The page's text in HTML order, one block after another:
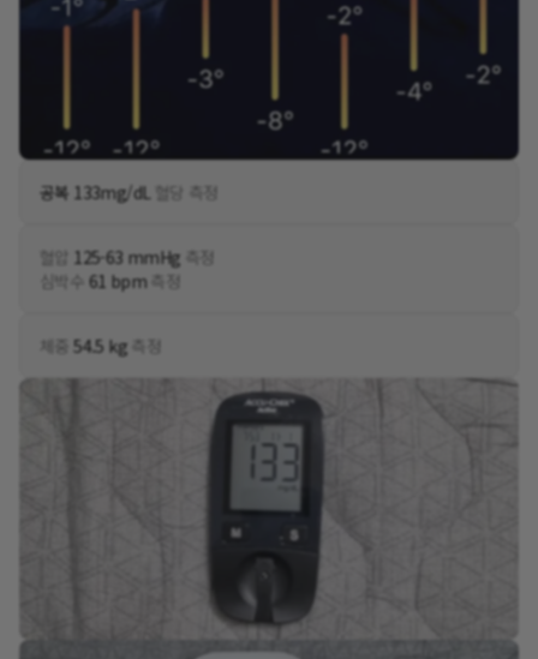
공복 133mg/dL 혈당 측정
혈압 125-63 mmHg 측정
심박수 61 bpm측정
체중54.5 kg 측정